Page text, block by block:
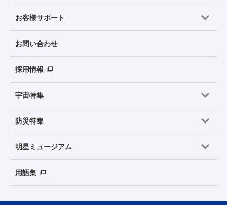
お客様サポート
お問い合わせ
採用情報
宇宙特集
防災特集
明星ミュージアム
用語集